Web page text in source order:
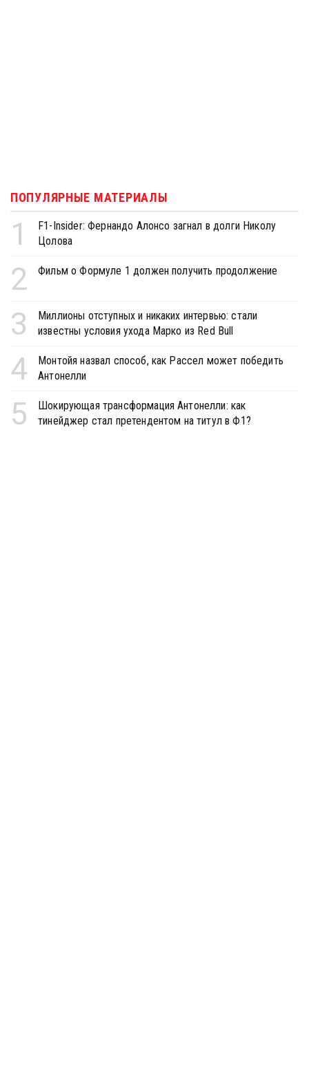
ПОПУЛЯРНЫЕ МАТЕРИАЛЫ
1
F1-Insider: Фернандо Алонсо загнал в долги Николу
Цолова
2 Фильм о Формуле 1 должен получить продолжение
3
Миллионы отступных и никаких интервью: стали
известны условия ухода Марко из Red Bull
4
Монтойя назвал способ, как Рассел может победить
Антонелли
5
Шокирующая трансформация Антонелли: как
тинейджер стал претендентом на титул в Ф1?